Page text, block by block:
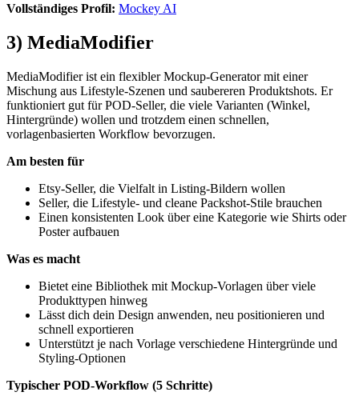
Vollständiges Profil: Mockey AI
3) MediaModifier
MediaModifier ist ein flexibler Mockup-Generator mit einer
Mischung aus Lifestyle-Szenen und saubereren Produktshots. Er
funktioniert gut für POD-Seller, die viele Varianten (Winkel,
Hintergründe) wollen und trotzdem einen schnellen,
vorlagenbasierten Workflow bevorzugen.
Am besten für
Etsy-Seller, die Vielfalt in Listing-Bildern wollen
Seller, die Lifestyle- und cleane Packshot-Stile brauchen
Einen konsistenten Look über eine Kategorie wie Shirts oder
Poster aufbauen
Was es macht
Bietet eine Bibliothek mit Mockup-Vorlagen über viele
Produkttypen hinweg
Lässt dich dein Design anwenden, neu positionieren und
schnell exportieren
Unterstützt je nach Vorlage verschiedene Hintergründe und
Styling-Optionen
Typischer POD-Workflow (5 Schritte)